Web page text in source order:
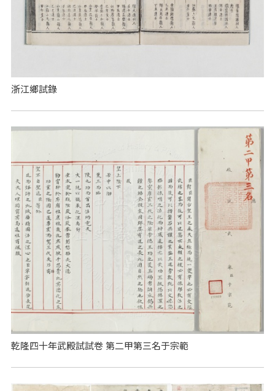
浙江鄉試錄
乾隆四十年武殿試試卷 第二甲第三名于宗範